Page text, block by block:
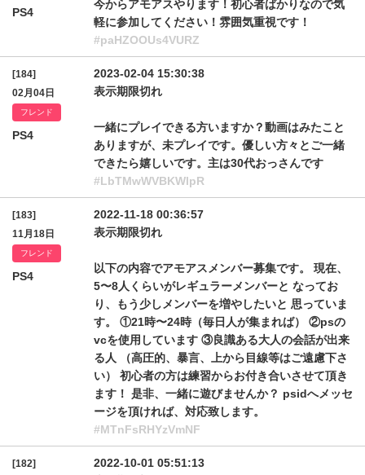
PS4
今からアモアスやります！初心者ばかりなので気
軽に参加してください！雰囲気重視です！
#paHZOOUs4VURZ
[184]
02月04日
フレンド
PS4
2023-02-04 15:30:38
表示期限切れ
一緒にプレイできる方いますか？動画はみたこと
ありますが、未プレイです。優しい方々とご一緒
できたら嬉しいです。主は30代おっさんです
#LbTMwWVBKWlpR
[183]
11月18日
フレンド
PS4
2022-11-18 00:36:57
表示期限切れ
以下の内容でアモアスメンバー募集です。 現在、
5〜8人くらいがレギュラーメンバーと なってお
り、もう少しメンバーを増やしたいと 思っていま
す。 ①21時〜24時（毎日人が集まれば） ②psの
vcを使用しています ③良識ある大人の会話が出来
る人 （高圧的、暴言、上から目線等はご遠慮下さ
い） 初心者の方は練習からお付き合いさせて頂き
ます！ 是非、一緒に遊びませんか？ psidへメッセ
ージを頂ければ、対応致します。
#MTnFsRHYzVmNF
[182]
2022-10-01 05:51:13